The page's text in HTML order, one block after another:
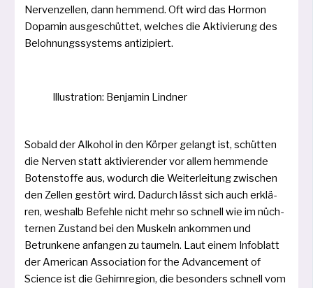
Nervenzellen, dann hem­mend. Oft wird das Hormon
Dopamin aus­ge­schüt­tet, wel­ches die Aktivierung des
Belohnungssystems antizipiert.
Illustration: Benjamin Lindner
Sobald der Alkohol in den Körper gelangt ist, schüt­ten
die Nerven statt akti­vie­ren­der vor allem hem­men­de
Botenstoffe aus, wodurch die Weiterleitung zwi­schen
den Zellen gestört wird. Dadurch lässt sich auch erklä­
ren, wes­halb Befehle nicht mehr so schnell wie im nüch­
ter­nen Zustand bei den Muskeln ankom­men und
Betrunkene anfan­gen zu tau­meln. Laut einem Infoblatt
der American Association for the Advancement of
Science ist die Gehirnregion, die beson­ders schnell vom